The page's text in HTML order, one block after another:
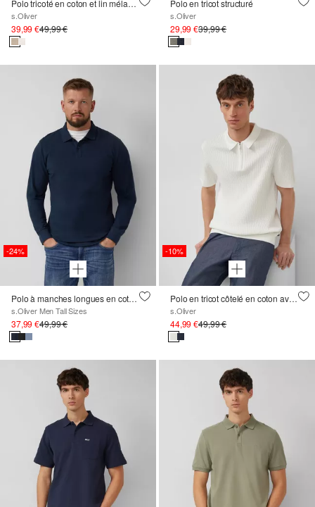
Polo tricoté en coton et lin mélangés
s.Oliver
39,99 €49,99 €
Polo en tricot structuré
s.Oliver
29,99 €39,99 €
-24%
Polo à manches longues en coton piqué avec poignets
s.Oliver Men Tall Sizes
37,99 €49,99 €
-10%
Polo en tricot côtelé en coton avec fermeture éclair
s.Oliver
44,99 €49,99 €